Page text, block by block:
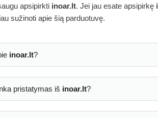
apsipirkti inoar.lt. Jei jau esate apsipirkę
sužinoti apie šią parduotuvę.
inoar.lt?
pristatymas iš inoar.lt?